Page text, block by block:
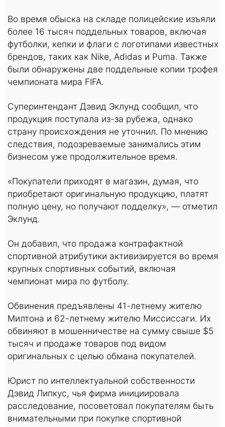
Во время обыска на складе полицейские изъяли
более 16 тысяч поддельных товаров, включая
футболки, кепки и флаги с логотипами известных
брендов, таких как Nike, Adidas и Puma. Также
были обнаружены две поддельные копии трофея
чемпионата мира FIFA.
Суперинтендант Дэвид Эклунд сообщил, что
продукция поступала из-за рубежа, однако
страну происхождения не уточнил. По мнению
следствия, подозреваемые занимались этим
бизнесом уже продолжительное время.
«Покупатели приходят в магазин, думая, что
приобретают оригинальную продукцию, платят
полную цену, но получают подделку», — отметил
Эклунд.
Он добавил, что продажа контрафактной
спортивной атрибутики активизируется во время
крупных спортивных событий, включая
чемпионат мира по футболу.
Обвинения предъявлены 41-летнему жителю
Милтона и 62-летнему жителю Миссиссаги. Их
обвиняют в мошенничестве на сумму свыше $5
тысяч и продаже товаров под видом
оригинальных с целью обмана покупателей.
Юрист по интеллектуальной собственности
Дэвид Липкус, чья фирма инициировала
расследование, посоветовал покупателям быть
внимательными при покупке спортивной